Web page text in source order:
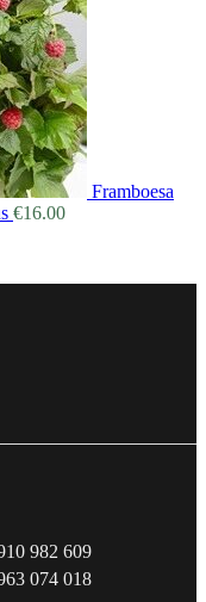
Framboesa
€16.00
982 609
074 018